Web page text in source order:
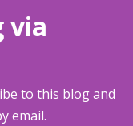
via
to this blog and
email.